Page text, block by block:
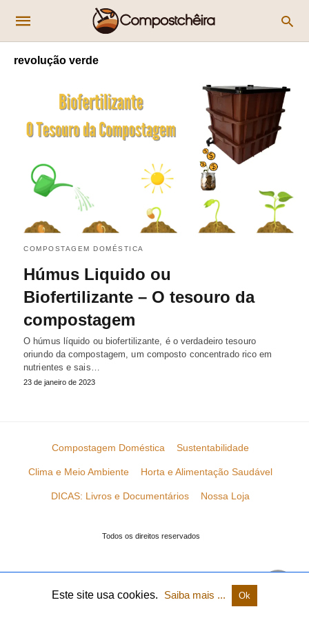
revolução verde
COMPOSTAGEM DOMÉSTICA
Húmus Liquido ou
Biofertilizante – O tesouro da
compostagem
O húmus líquido ou biofertilizante, é o verdadeiro tesouro
oriundo da compostagem, um composto concentrado rico em
nutrientes e sais…
23 de janeiro de 2023
Compostagem Doméstica Sustentabilidade
Clima e Meio Ambiente Horta e Alimentação Saudável
DICAS: Livros e Documentários Nossa Loja
Todos os direitos reservados
Este site usa cookies. Saiba mais ... Ok